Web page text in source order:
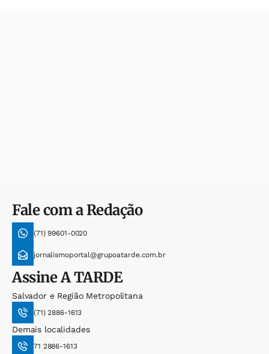
Fale com a Redação
(71) 99601-0020
jornalismoportal@grupoatarde.com.br
AssineA TARDE
Salvador e Região Metropolitana
(71) 2886-1613
Demais localidades
71 2886-1613